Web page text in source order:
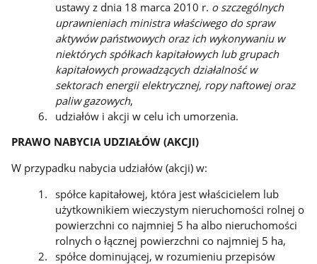
ustawy z dnia 18 marca 2010 r. o szczególnych
uprawnieniach ministra właściwego do spraw
aktywów państwowych oraz ich wykonywaniu w
niektórych spółkach kapitałowych lub grupach
kapitałowych prowadzących działalność w
sektorach energii elektrycznej, ropy naftowej oraz
paliw gazowych,
udziałów i akcji w celu ich umorzenia.
PRAWO NABYCIA UDZIAŁÓW (AKCJI)
W przypadku nabycia udziałów (akcji) w:
spółce kapitałowej, która jest właścicielem lub
użytkownikiem wieczystym nieruchomości rolnej o
powierzchni co najmniej 5 ha albo nieruchomości
rolnych o łącznej powierzchni co najmniej 5 ha,
spółce dominującej, w rozumieniu przepisów